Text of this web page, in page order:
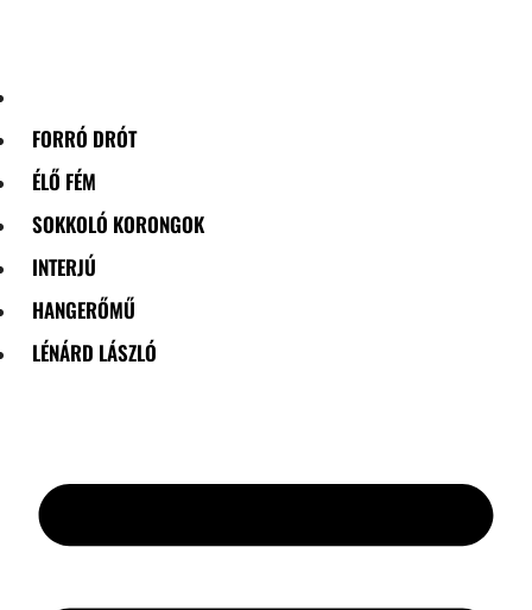
FORRÓ DRÓT
ÉLŐ FÉM
SOKKOLÓ KORONGOK
INTERJÚ
HANGERŐMŰ
LÉNÁRD LÁSZLÓ